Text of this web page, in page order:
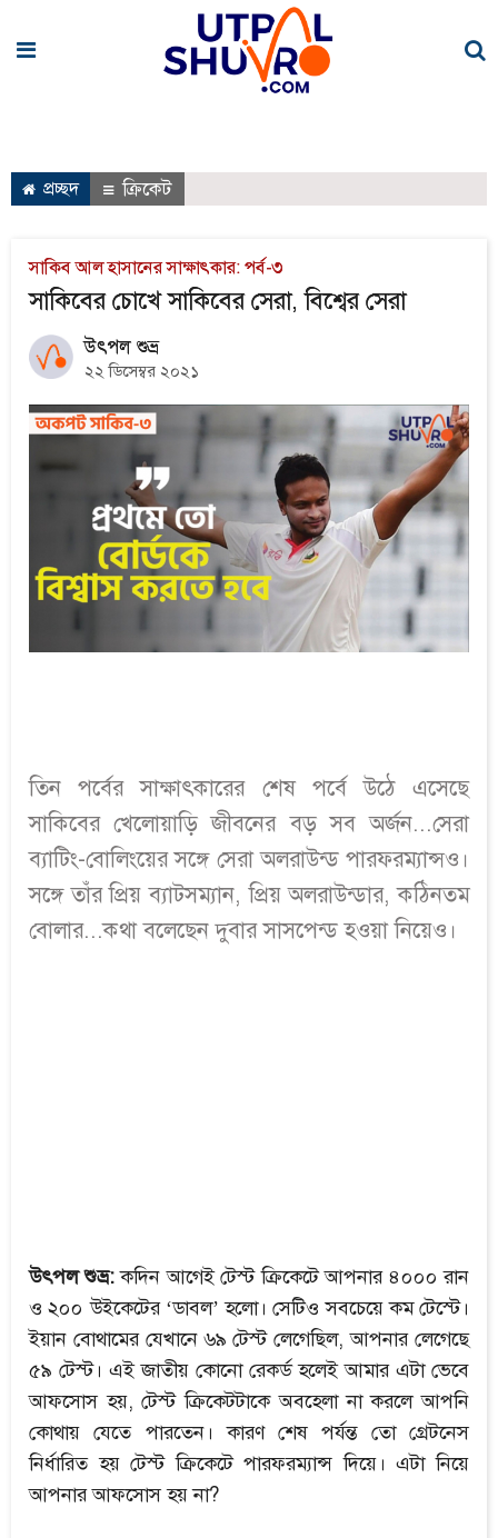
প্রচ্ছদ ক্রিকেট
সাকিব আল হাসানের সাক্ষাৎকার: পর্ব-৩
সাকিবের চোখে সাকিবের সেরা, বিশ্বের সেরা
উৎপল শুভ্র
২২ ডিসেম্বর ২০২১
তিন পর্বের সাক্ষাৎকারের শেষ পর্বে উঠে এসেছে
সাকিবের খেলোয়াড়ি জীবনের বড় সব অর্জন...সেরা
ব্যাটিং-বোলিংয়ের সঙ্গে সেরা অলরাউন্ড পারফরম্যান্সও।
সঙ্গে তাঁর প্রিয় ব্যাটসম্যান, প্রিয় অলরাউন্ডার, কঠিনতম
বোলার...কথা বলেছেন দুবার সাসপেন্ড হওয়া নিয়েও।
উৎপল শুভ্র:কদিন আগেই টেস্ট ক্রিকেটে আপনার ৪০০০ রান
ও ২০০ উইকেটের ‘ডাবল’ হলো। সেটিও সবচেয়ে কম টেস্টে।
ইয়ান বোথামের যেখানে ৬৯ টেস্ট লেগেছিল, আপনার লেগেছে
৫৯ টেস্ট। এই জাতীয় কোনো রেকর্ড হলেই আমার এটা ভেবে
আফসোস হয়, টেস্ট ক্রিকেটটাকে অবহেলা না করলে আপনি
কোথায় যেতে পারতেন। কারণ শেষ পর্যন্ত তো গ্রেটনেস
নির্ধারিত হয় টেস্ট ক্রিকেটে পারফরম্যান্স দিয়ে। এটা নিয়ে
আপনার আফসোস হয় না?